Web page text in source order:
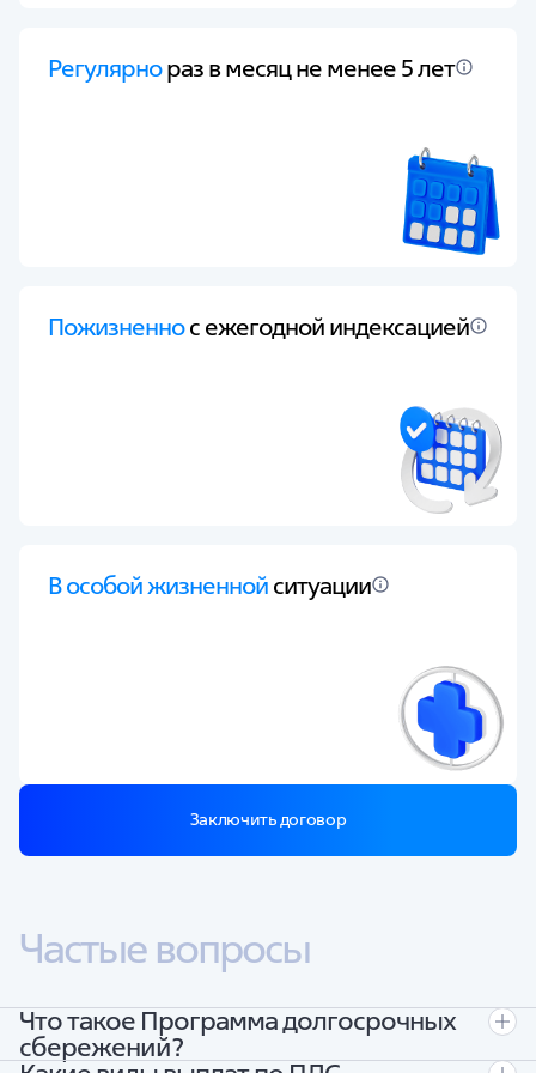
Регулярнораз в месяц не менее 5 лет
Пожизненнос ежегодной индексацией
В особой жизненной ситуации
Заключить договор
Частые вопросы
Что такое Программа долгосрочных
сбережений?